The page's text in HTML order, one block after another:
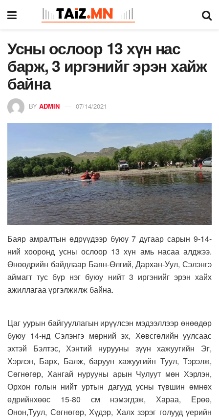
Усны ослоор 13 хүн нас
барж, 3 иргэнийг эрэн хайж
байна
BY ADMIN 07/14/2021
Баяр амралтын өдрүүдээр буюу 7 дугаар сарын 9-14-
ний хооронд усны ослоор 13 хүн амь насаа алджээ.
Өнөөдрийн байдлаар Баян-Өлгий, Дархан-Уул, Сэлэнгэ
аймагт тус бүр нэг буюу нийт 3 иргэнийг эрэн хайх
ажиллагаа үргэлжилж байна.
Цаг уурын байгууллагын ирүүлсэн мэдээллээр өнөөдөр
буюу 14-нд Сэлэнгэ мөрний эх, Хөвсгөлийн уулсаас
эхтэй Бэлтэс, Хэнтий нурууны зүүн хажуугийн Эг,
Хэрлэн, Барх, Балж, баруун хажуугийн Туул, Тэрэлж,
Сөгнөгөр, Хангай нурууны арын Чулуут мөн Хэрлэн,
Орхон голын нийт уртын дагууд усны түвшин өмнөх
өдрийнхөөс 15-80 см нэмэгдэж, Хараа, Ерөө,
Онон,Туул, Сөгнөгөр, Хүдэр, Халх зэрэг голууд үерийн